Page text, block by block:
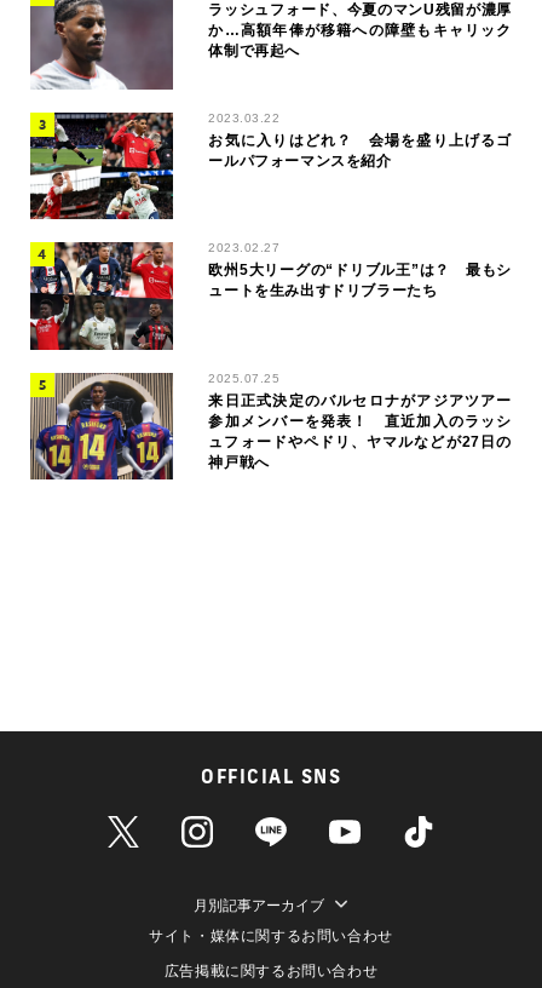
ラッシュフォード、今夏のマンU残留が濃厚
か…高額年俸が移籍への障壁もキャリック
体制で再起へ
2023.03.22
お気に入りはどれ？ 会場を盛り上げるゴ
ールパフォーマンスを紹介
2023.02.27
欧州5大リーグの“ドリブル王”は？ 最もシ
ュートを生み出すドリブラーたち
2025.07.25
来日正式決定のバルセロナがアジアツアー
参加メンバーを発表！ 直近加入のラッシ
ュフォードやペドリ、ヤマルなどが27日の
神戸戦へ
OFFICIAL SNS
月別記事アーカイブ
サイト・媒体に関するお問い合わせ
広告掲載に関するお問い合わせ